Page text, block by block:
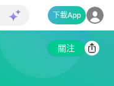
下載App
關注